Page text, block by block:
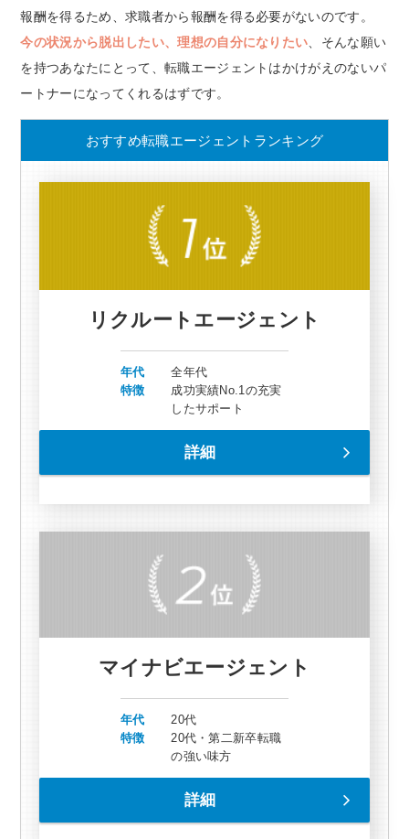
報酬を得るため、求職者から報酬を得る必要がないのです。
今の状況から脱出したい、理想の自分になりたい 、そんな願い
を持つあなたにとって、転職エージェントはかけがえのないパ
ートナーになってくれるはずです。
おすすめ転職エージェントランキング
リクルートエージェント
年代
全年代
特徴
成功実績No.1の充実
したサポート
詳細
マイナビエージェント
年代
20代
特徴
20代・第二新卒転職
の強い味方
詳細